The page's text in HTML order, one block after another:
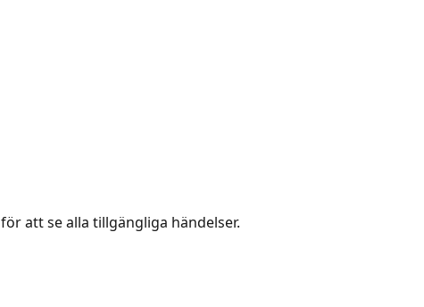
för att se alla tillgängliga händelser.